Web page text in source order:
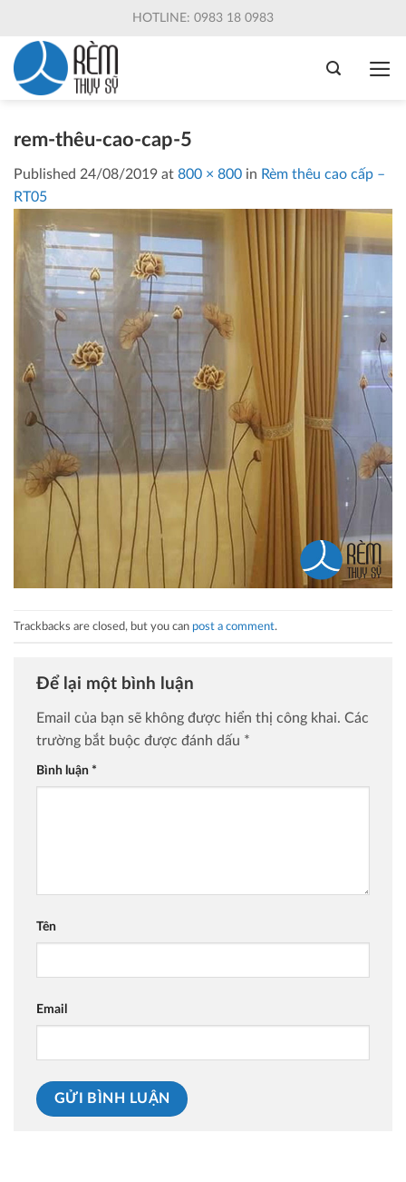
content
HOTLINE: 0983 18 0983
rem-thêu-cao-cap-5
Published 24/08/2019 at 800 × 800 in Rèm thêu cao cấp –
RT05
Trackbacks are closed, but you can post a comment.
Để lại một bình luận
Email của bạn sẽ không được hiển thị công khai. Các
trường bắt buộc được đánh dấu *
Bình luận *
Tên
Email